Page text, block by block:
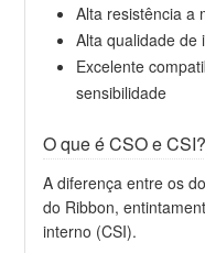
Alta resistência a
Alta qualidade de
Excelente
sensibilidade
O que é CSO e CSI?
A diferença entre os
do Ribbon,
interno (CSI).